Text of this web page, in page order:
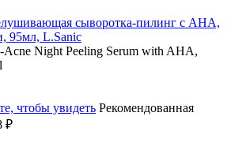
сыворотка-пилинг с AHA,
95мл, L.Sanic
Night Peeling Serum with AHA,
чтобы увидеть Рекомендованная
₽